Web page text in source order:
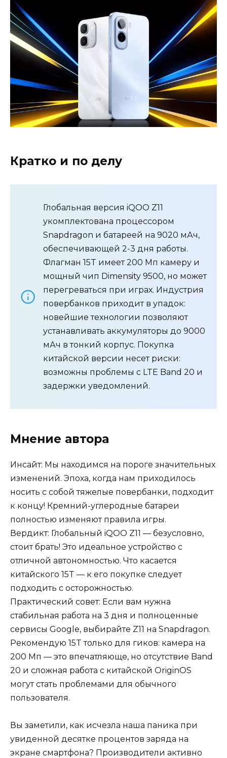
Кратко и по делу
Глобальная версия iQOO Z11
укомплектована процессором
Snapdragon и батареей на 9020 мАч,
обеспечивающей 2-3 дня работы.
Флагман 15T имеет 200 Мп камеру и
мощный чип Dimensity 9500, но может
перегреваться при играх. Индустрия
повербанков приходит в упадок:
новейшие технологии позволяют
устанавливать аккумуляторы до 9000
мАч в тонкий корпус. Покупка
китайской версии несет риски:
возможны проблемы с LTE Band 20 и
задержки уведомлений.
Мнение автора
Инсайт: Мы находимся на пороге значительных
изменений. Эпоха, когда нам приходилось
носить с собой тяжелые повербанки, подходит
к концу! Кремний-углеродные батареи
полностью изменяют правила игры.
Вердикт: Глобальный iQOO Z11 — безусловно,
стоит брать! Это идеальное устройство с
отличной автономностью. Что касается
китайского 15T — к его покупке следует
подходить с осторожностью.
Практический совет: Если вам нужна
стабильная работа на 3 дня и полноценные
сервисы Google, выбирайте Z11 на Snapdragon.
Рекомендую 15T только для гиков: камера на
200 Мп — это впечатляюще, но отсутствие Band
20 и сложная работа с китайской OriginOS
могут стать проблемами для обычного
пользователя.
Вы заметили, как исчезла наша паника при
увиденной десятке процентов заряда на
экране смартфона? Производители активно